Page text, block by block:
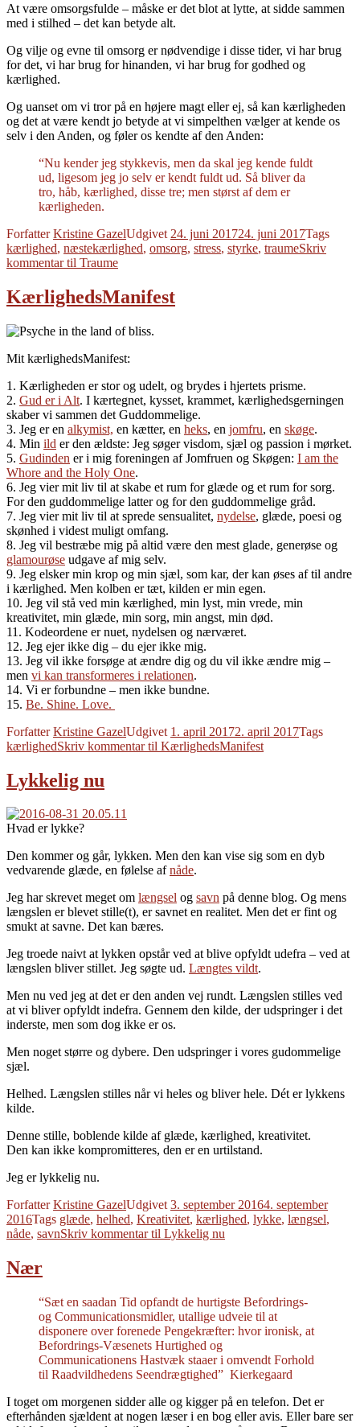
At være omsorgsfulde – måske er det blot at lytte, at sidde sammen
med i stilhed – det kan betyde alt.
Og vilje og evne til omsorg er nødvendige i disse tider, vi har brug
for det, vi har brug for hinanden, vi har brug for godhed og
kærlighed.
Og uanset om vi tror på en højere magt eller ej, så kan kærligheden
og det at være kendt jo betyde at vi simpelthen vælger at kende os
selv i den Anden, og føler os kendte af den Anden:
“Nu kender jeg stykkevis, men da skal jeg kende fuldt
ud, ligesom jeg jo selv er kendt fuldt ud. Så bliver da
tro, håb, kærlighed, disse tre; men størst af dem er
kærligheden.
ForfatterKristine GazelUdgivet 24. juni 201724. juni 2017Tags
kærlighed, næstekærlighed, omsorg, stress, styrke, traumeSkriv
kommentartil Traume
KærlighedsManifest
Mit kærlighedsManifest:
1. Kærligheden er stor og udelt, og brydes i hjertets prisme.
2. Gud er i Alt. I kærtegnet, kysset, krammet, kærlighedsgerningen
skaber vi sammen det Guddommelige.
3. Jeg er en alkymist, en kætter, en heks, en jomfru, en skøge.
4. Min ild er den ældste: Jeg søger visdom, sjæl og passion i mørket.
5. Gudinden er i mig foreningen af Jomfruen og Skøgen: I am the
Whore and the Holy One.
6. Jeg vier mit liv til at skabe et rum for glæde og et rum for sorg.
For den guddommelige latter og for den guddommelige gråd.
7. Jeg vier mit liv til at sprede sensualitet, nydelse, glæde, poesi og
skønhed i videst muligt omfang.
8. Jeg vil bestræbe mig på altid være den mest glade, generøse og
glamourøse udgave af mig selv.
9. Jeg elsker min krop og min sjæl, som kar, der kan øses af til andre
i kærlighed. Men kolben er tæt, kilden er min egen.
10. Jeg vil stå ved min kærlighed, min lyst, min vrede, min
kreativitet, min glæde, min sorg, min angst, min død.
11. Kodeordene er nuet, nydelsen og nærværet.
12. Jeg ejer ikke dig – du ejer ikke mig.
13. Jeg vil ikke forsøge at ændre dig og du vil ikke ændre mig –
men vi kan transformeres i relationen.
14. Vi er forbundne – men ikke bundne.
15. Be. Shine. Love.
ForfatterKristine GazelUdgivet 1. april 20172. april 2017Tags
kærlighedSkriv kommentartil KærlighedsManifest
Lykkelig nu
Hvad er lykke?
Den kommer og går, lykken. Men den kan vise sig som en dyb
vedvarende glæde, en følelse afnåde.
Jeg har skrevet meget om længsel og savn på denne blog. Og mens
længslen er blevet stille(t), er savnet en realitet. Men det er fint og
smukt at savne. Det kan bæres.
Jeg troede naivt at lykken opstår ved at blive opfyldt udefra – ved at
længslen bliver stillet. Jeg søgte ud. Længtes vildt.
Men nu ved jeg at det er den anden vej rundt. Længslen stilles ved
at vi bliver opfyldt indefra. Gennem den kilde, der udspringer i det
inderste, men som dog ikke er os.
Men noget større og dybere. Den udspringer i vores gudommelige
sjæl.
Helhed. Længslen stilles når vi heles og bliver hele. Dét er lykkens
kilde.
Denne stille, boblende kilde af glæde, kærlighed, kreativitet.
Den kan ikke kompromitteres, den er en urtilstand.
Jeg er lykkelig nu.
ForfatterKristine GazelUdgivet3. september 20164. september
2016Tags glæde, helhed, Kreativitet, kærlighed, lykke, længsel,
nåde, savnSkriv kommentartil Lykkelig nu
Nær
“Sæt en saadan Tid opfandt de hurtigste Befordrings-
og Communicationsmidler, utallige udveie til at
disponere over forenede Pengekræfter: hvor ironisk, at
Befordrings-Væsenets Hurtighed og
Communicationens Hastvæk staaer i omvendt Forhold
til Raadvildhedens Seendrægtighed” Kierkegaard
I toget om morgenen sidder alle og kigger på en telefon. Det er
efterhånden sjældent at nogen læser i en bog eller avis. Eller bare ser